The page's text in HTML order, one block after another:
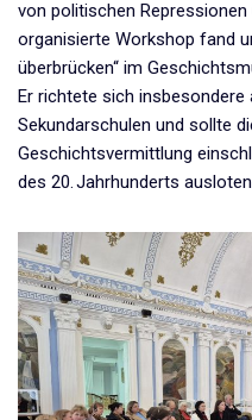
von politischen
organisierte Workshop fand
überbrücken“ im
Er richtete sich insbesondere
Sekundarschulen und sollte
Geschichtsvermittlung
des 20. Jahrhunderts